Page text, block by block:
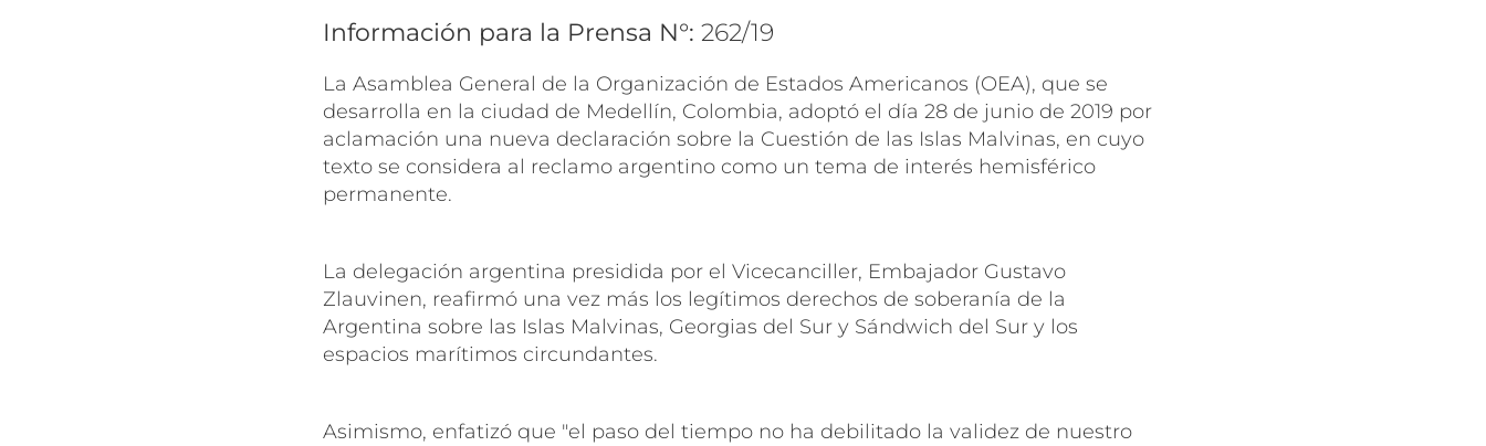
Información para la Prensa N°: 262/19
La Asamblea General de la Organización de Estados Americanos (OEA), que se
desarrolla en la ciudad de Medellín, Colombia, adoptó el día 28 de junio de 2019 por
aclamación una nueva declaración sobre la Cuestión de las Islas Malvinas, en cuyo
texto se considera al reclamo argentino como un tema de interés hemisférico
permanente.
La delegación argentina presidida por el Vicecanciller, Embajador Gustavo
Zlauvinen, reafirmó una vez más los legítimos derechos de soberanía de la
Argentina sobre las Islas Malvinas, Georgias del Sur y Sándwich del Sur y los
espacios marítimos circundantes.
Asimismo, enfatizó que "el paso del tiempo no ha debilitado la validez de nuestro